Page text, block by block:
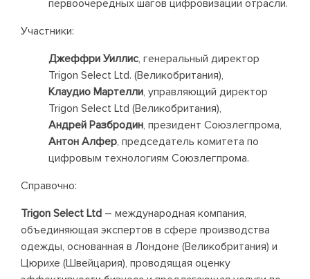
первоочередных шагов цифровизации отрасли.
Участники:
Джеффри Уиллис, генеральный директор
Trigon Select Ltd. (Великобритания),
Клаудио Мартелли, управляющий директор
Trigon Select Ltd (Великобритания),
Андрей Разбродин, президент Союзлегпрома,
Антон Алфер, председатель комитета по
цифровым технологиям Союзлегпрома.
Справочно:
Trigon Select Ltd – международная компания,
объединяющая экспертов в сфере производства
одежды, основанная в Лондоне (Великобритания) и
Цюрихе (Швейцария), проводящая оценку